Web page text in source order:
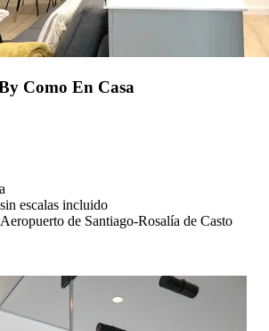
Como En Casa
escalas incluido
de Santiago-Rosalía de Casto